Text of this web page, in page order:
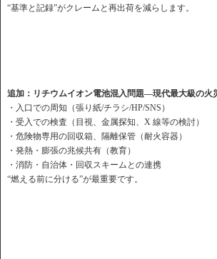
“基準と記録”がクレームと再出荷を減らします。
追加：リチウムイオン電池混入問題—現代最大級の火
・入口での周知（張り紙/チラシ/HP/SNS）
・受入での検査（目視、金属探知、X 線等の検討）
・危険物専用の回収箱、隔離保管（耐火容器）
・発熱・膨張の兆候共有（教育）
・消防・自治体・回収スキームとの連携
“燃える前に分ける”が最重要です。